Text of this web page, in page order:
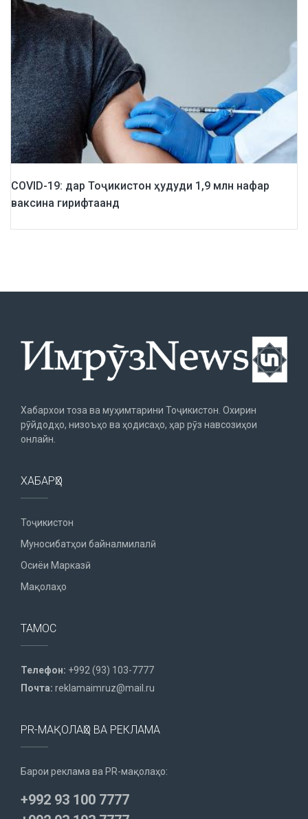
COVID-19: дар Тоҷикистон ҳудуди 1,9 млн нафар
ваксина гирифтаанд
Хабархои тоза ва муҳимтарини Тоҷикистон. Охирин
рӯйдодҳо, низоъҳо ва ҳодисаҳо, ҳар рӯз навсозиҳои
онлайн.
ХАБАРҲО
Тоҷикистон
Муносибатҳои байналмилалӣ
Осиёи Марказӣ
Мақолаҳо
ТАМОС
Телефон: +992 (93) 103-7777
Почта: reklamaimruz@mail.ru
PR-МАҚОЛАҲО ВА РЕКЛАМА
Барои реклама ва PR-мақолаҳо:
+992 93 100 7777